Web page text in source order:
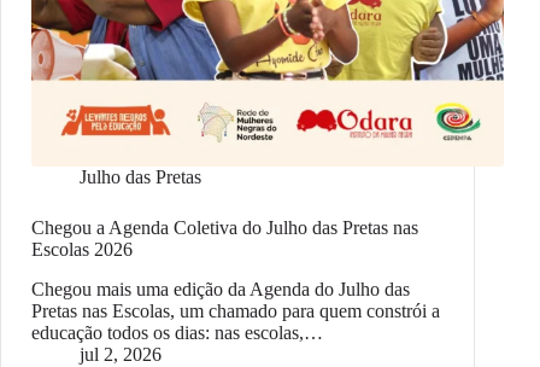
Julho das Pretas
Chegou a Agenda Coletiva do Julho das Pretas nas
Escolas 2026
Chegou mais uma edição da Agenda do Julho das
Pretas nas Escolas, um chamado para quem constrói a
educação todos os dias: nas escolas,…
jul 2, 2026